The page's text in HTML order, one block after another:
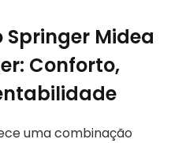
Midea
Conforto,
uma combinação